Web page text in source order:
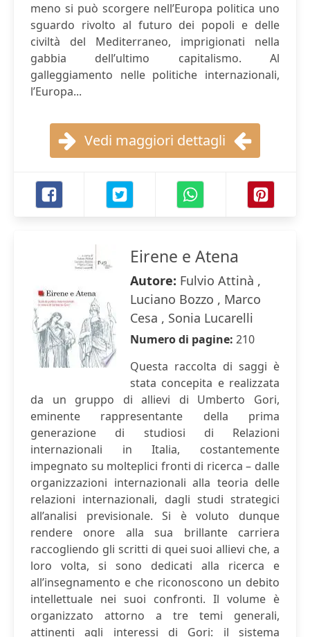
meno si può scorgere nell’Europa politica uno
sguardo rivolto al futuro dei popoli e delle
civiltà del Mediterraneo, imprigionati nella
gabbia dell’ultimo capitalismo. Al
galleggiamento nelle politiche internazionali,
l’Europa...
Vedi maggiori dettagli
Eirene e Atena
Autore: Fulvio Attinà ,
Luciano Bozzo , Marco
Cesa , Sonia Lucarelli
Numero di pagine: 210
Questa raccolta di saggi è
stata concepita e realizzata
da un gruppo di allievi di Umberto Gori,
eminente rappresentante della prima
generazione di studiosi di Relazioni
internazionali in Italia, costantemente
impegnato su molteplici fronti di ricerca – dalle
organizzazioni internazionali alla teoria delle
relazioni internazionali, dagli studi strategici
all’analisi previsionale. Si è voluto dunque
rendere onore alla sua brillante carriera
raccogliendo gli scritti di quei suoi allievi che, a
loro volta, si sono dedicati alla ricerca e
all’insegnamento e che riconoscono un debito
intellettuale nei suoi confronti. Il volume è
organizzato attorno a tre temi generali,
attinenti agli interessi di Gori: il sistema